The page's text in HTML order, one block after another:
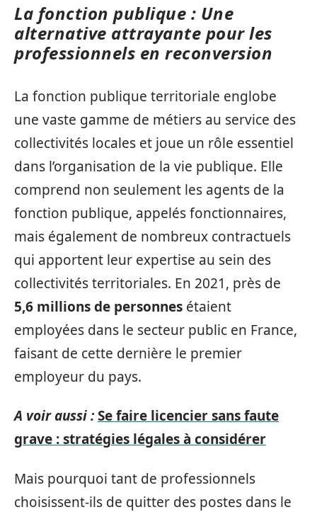
La fonction publique : Une
alternative attrayante pour les
professionnels en reconversion
La fonction publique territoriale englobe
une vaste gamme de métiers au service des
collectivités locales et joue un rôle essentiel
dans l’organisation de la vie publique. Elle
comprend non seulement les agents de la
fonction publique, appelés fonctionnaires,
mais également de nombreux contractuels
qui apportent leur expertise au sein des
collectivités territoriales. En 2021, près de
5,6 millions de personnes étaient
employées dans le secteur public en France,
faisant de cette dernière le premier
employeur du pays.
A voir aussi :Se faire licencier sans faute
grave : stratégies légales à considérer
Mais pourquoi tant de professionnels
choisissent-ils de quitter des postes dans le